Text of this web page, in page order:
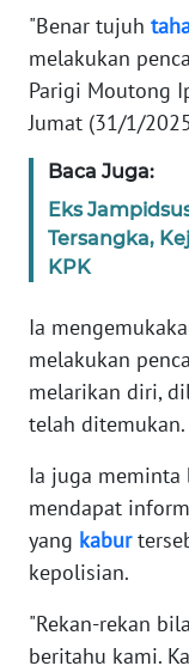
"Benar tujuh
melakukan
Parigi Moutong
Jumat (31/1/
Baca Juga:
Eks
Tersangka,
KPK
Ia
melakukan
melarikan diri,
telah ditemukan.
Ia juga meminta
mendapat
yang kabur
kepolisian.
"Rekan-rekan
beritahu kami.
INDEKS
BERITA
KONTAK
INFO
IKLAN
KAMI
PEDOMAN
SIBER
REDAKSI
KARIR
DISCLAIMER